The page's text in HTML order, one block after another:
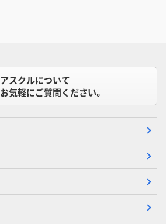
アスクルについて
お気軽にご質問ください。